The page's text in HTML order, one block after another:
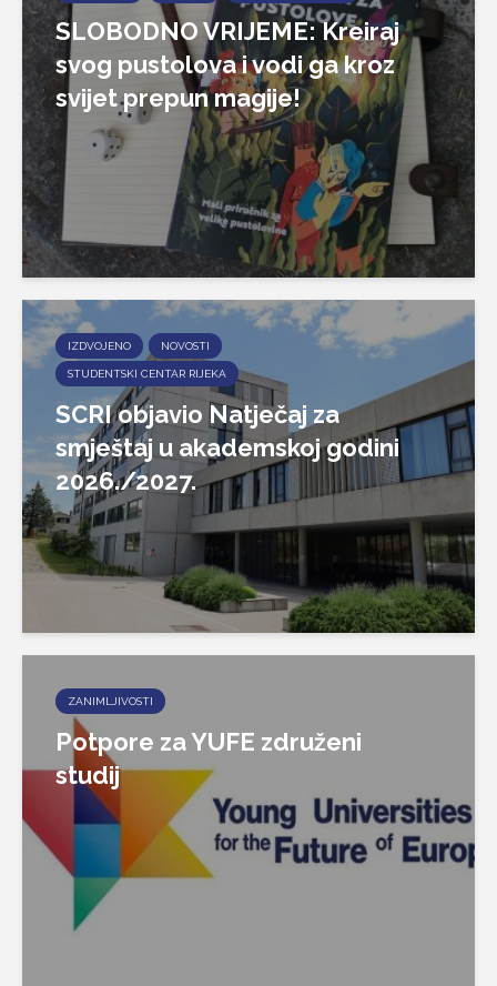
SLOBODNO VRIJEME: Kreiraj
svog pustolova i vodi ga kroz
svijet prepun magije!
IZDVOJENO NOVOSTI
STUDENTSKI CENTAR RIJEKA
SCRI objavio Natječaj za
smještaj u akademskoj godini
2026./2027.
ZANIMLJIVOSTI
Potpore za YUFE združeni
studij